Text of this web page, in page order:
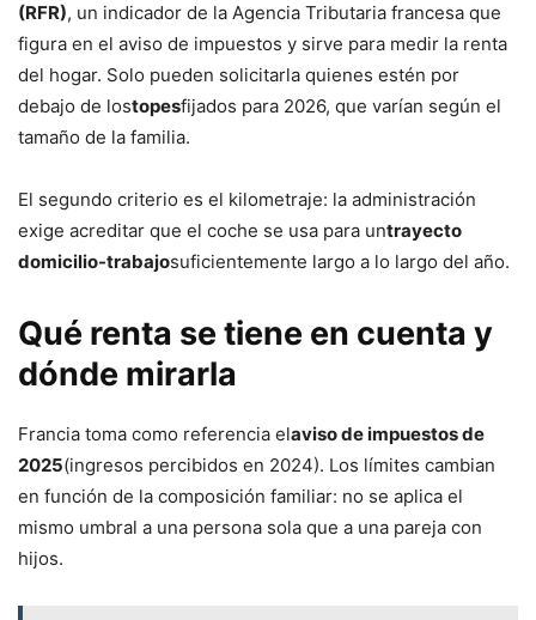
(RFR), un indicador de la Agencia Tributaria francesa que
figura en el aviso de impuestos y sirve para medir la renta
del hogar. Solo pueden solicitarla quienes estén por
debajo de lostopesfijados para 2026, que varían según el
tamaño de la familia.
El segundo criterio es el kilometraje: la administración
exige acreditar que el coche se usa para untrayecto
domicilio-trabajosuficientemente largo a lo largo del año.
Qué renta se tiene en cuenta y
dónde mirarla
Francia toma como referencia elaviso de impuestos de
2025(ingresos percibidos en 2024). Los límites cambian
en función de la composición familiar: no se aplica el
mismo umbral a una persona sola que a una pareja con
hijos.